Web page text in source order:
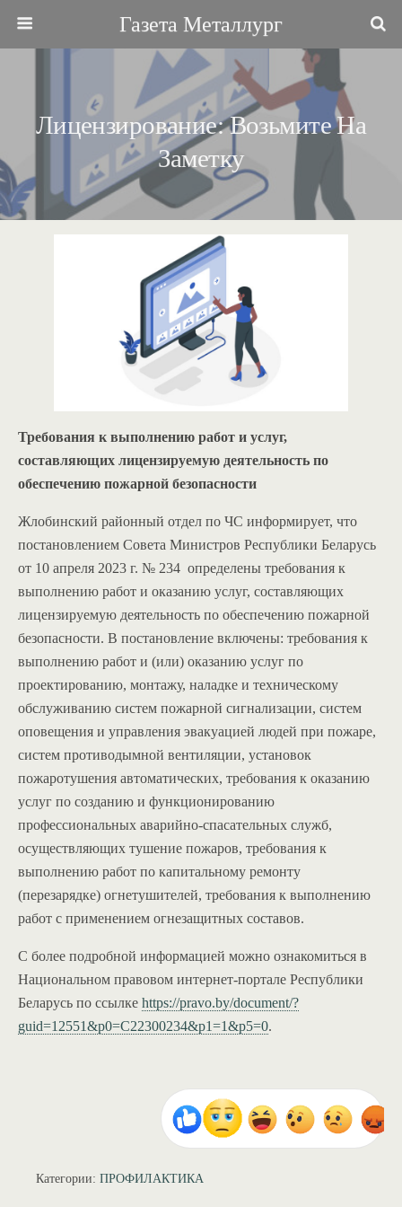
Газета Металлург
Лицензирование: Возьмите На
Заметку
Требования к выполнению работ и услуг,
составляющих лицензируемую деятельность по
обеспечению пожарной безопасности
Жлобинский районный отдел по ЧС информирует, что
постановлением Совета Министров Республики Беларусь
от 10 апреля 2023 г. № 234 определены требования к
выполнению работ и оказанию услуг, составляющих
лицензируемую деятельность по обеспечению пожарной
безопасности. В постановление включены: требования к
выполнению работ и (или) оказанию услуг по
проектированию, монтажу, наладке и техническому
обслуживанию систем пожарной сигнализации, систем
оповещения и управления эвакуацией людей при пожаре,
систем противодымной вентиляции, установок
пожаротушения автоматических, требования к оказанию
услуг по созданию и функционированию
профессиональных аварийно-спасательных служб,
осуществляющих тушение пожаров, требования к
выполнению работ по капитальному ремонту
(перезарядке) огнетушителей, требования к выполнению
работ с применением огнезащитных составов.
С более подробной информацией можно ознакомиться в
Национальном правовом интернет-портале Республики
Беларусь по ссылке https://pravo.by/document/?
guid=12551&p0=C22300234&p1=1&p5=0.
Категории: ПРОФИЛАКТИКА